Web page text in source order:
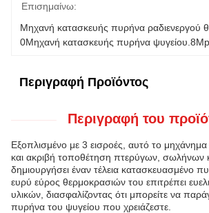
Επισημαίνω:
Μηχανή κατασκευής πυρήνα ραδιενεργού
0Μηχανή κατασκευής πυρήνα
Περιγραφή Προϊόντος
Περιγραφή του
Εξοπλισμένο με 3 εισροές, αυτό το μηχάνημα
και ακριβή τοποθέτηση πτερύγων, σωλήνων
δημιουργήσει έναν τέλεια κατασκευασμένο
ευρύ εύρος θερμοκρασιών του επιτρέπει
υλικών, διασφαλίζοντας ότι μπορείτε να
πυρήνα του ψυγείου που χρειάζεστε.